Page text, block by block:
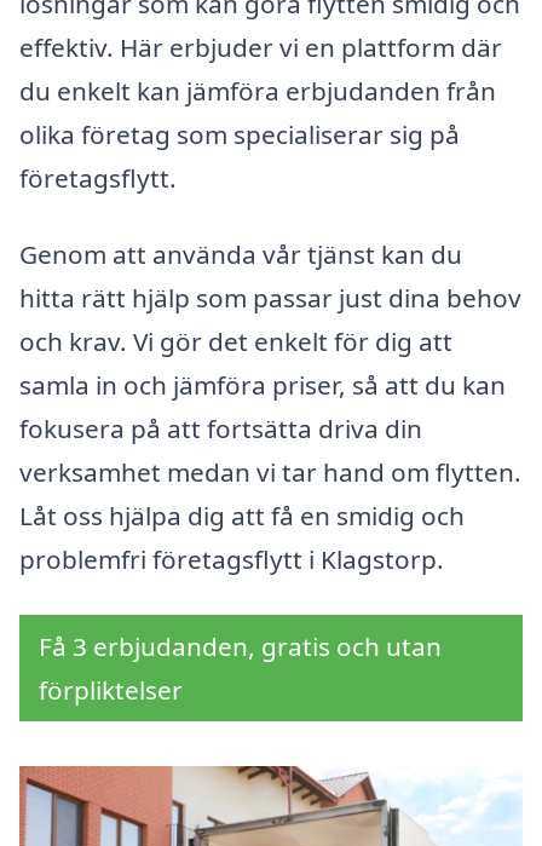
effektiv. Här erbjuder vi en plattform där
du enkelt kan jämföra erbjudanden från
olika företag som specialiserar sig på
företagsflytt.
Genom att använda vår tjänst kan du
hitta rätt hjälp som passar just dina behov
och krav. Vi gör det enkelt för dig att
samla in och jämföra priser, så att du kan
fokusera på att fortsätta driva din
verksamhet medan vi tar hand om flytten.
Låt oss hjälpa dig att få en smidig och
problemfri företagsflytt i Klagstorp.
Få 3 erbjudanden, gratis och utan
förpliktelser